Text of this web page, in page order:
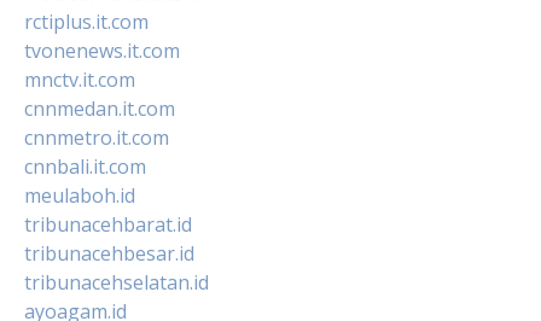
rctiplus.it.com
tvonenews.it.com
mnctv.it.com
cnnmedan.it.com
cnnmetro.it.com
cnnbali.it.com
meulaboh.id
tribunacehbarat.id
tribunacehbesar.id
tribunacehselatan.id
ayoagam.id